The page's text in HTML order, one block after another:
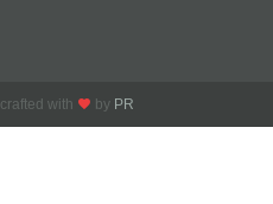
crafted with by PR